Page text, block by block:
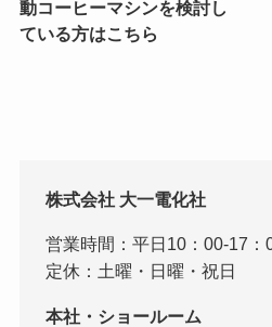
動コーヒーマシンを検討し
ている方はこちら
株式会社 大一電化社
営業時間：平日10：00-17：
定休：土曜・日曜・祝日
本社・ショールーム